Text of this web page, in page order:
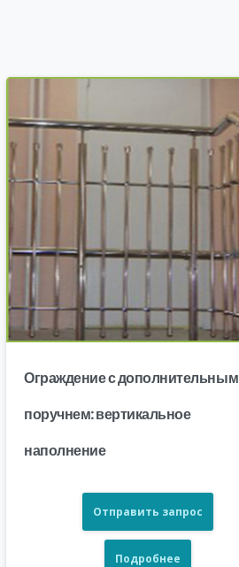
Ограждение с дополнительным
поручнем: вертикальное
наполнение
Отправить запрос
Подробнее